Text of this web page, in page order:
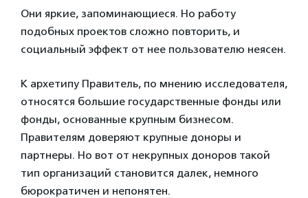
Они яркие, запоминающиеся. Но работу
подобных проектов сложно повторить, и
социальный эффект от нее пользователю неясен.
К архетипу Правитель, по мнению исследователя,
относятся большие государственные фонды или
фонды, основанные крупным бизнесом.
Правителям доверяют крупные доноры и
партнеры. Но вот от некрупных доноров такой
тип организаций становится далек, немного
бюрократичен и непонятен.